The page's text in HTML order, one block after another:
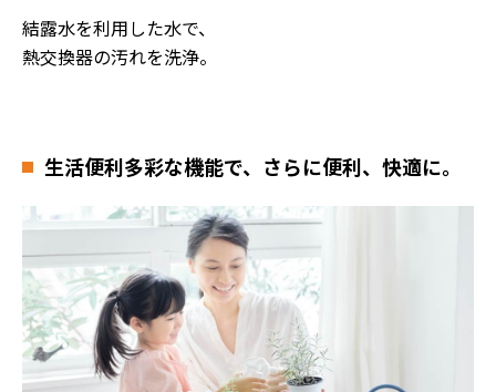
結露水を利用した水で、
熱交換器の汚れを洗浄。
生活便利多彩な機能で、さらに便利、快適に。